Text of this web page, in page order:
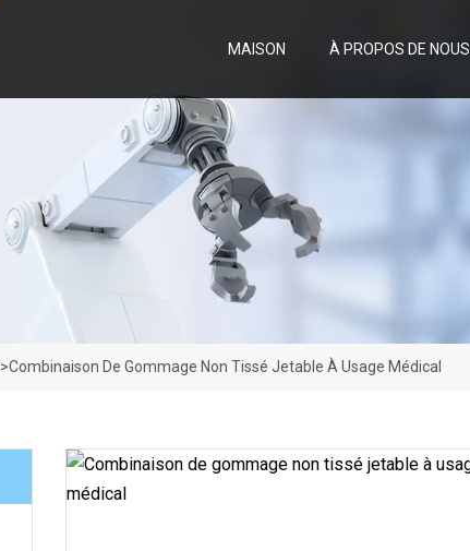
MAISON À PROPOS DE NOUS
>Combinaison De Gommage Non Tissé Jetable À Usage Médical